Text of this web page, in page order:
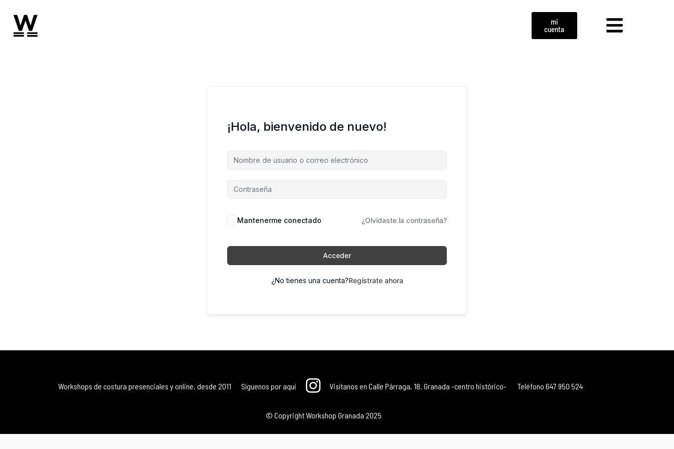
mi
cuenta
¡Hola, bienvenido de nuevo!
Mantenerme conectado ¿Olvidaste la contraseña?
Acceder
¿No tienes una cuenta?Regístrate ahora
Workshops de costura presenciales y online, desde 2011 Síguenos por aquí Visítanos en Calle Párraga, 18. Granada -centro histórico- Teléfono 647 950 524
© Copyright Workshop Granada 2025